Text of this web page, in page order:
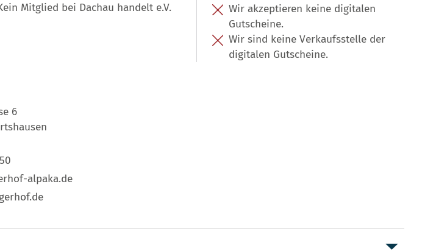
Wir akzeptieren keine digitalen
Gutscheine.
Wir sind keine Verkaufsstelle der
digitalen Gutscheine.
Mitglied bei Dachau handelt e.V.
6
alpaka.de